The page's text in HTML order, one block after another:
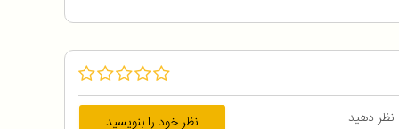
دهید نظر خود را بنویسید